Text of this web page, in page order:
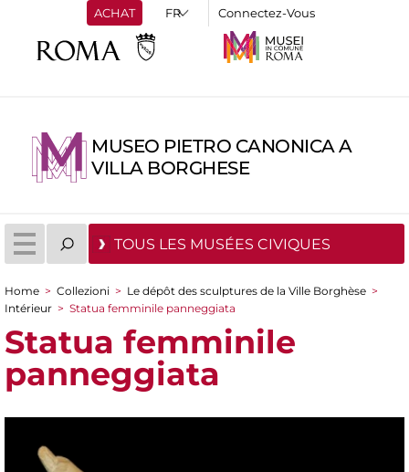
ACHAT Connectez-Vous
MUSEO PIETRO CANONICA A
VILLA BORGHESE
TOUS LES MUSÉES CIVIQUES
You are here
Home > Collezioni > Le dépôt des sculptures de la Ville Borghèse >
Intérieur > Statua femminile panneggiata
Statua femminile
panneggiata